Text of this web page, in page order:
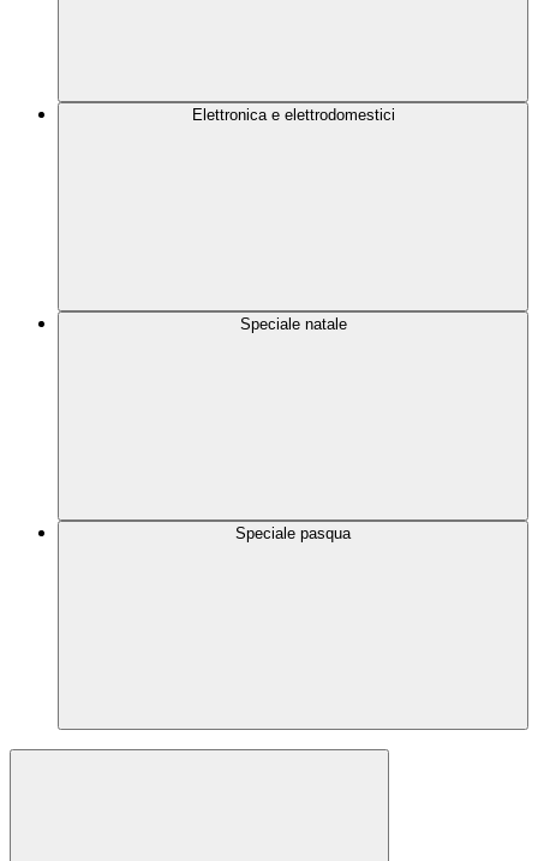
Elettronica e elettrodomestici
Speciale natale
Speciale pasqua